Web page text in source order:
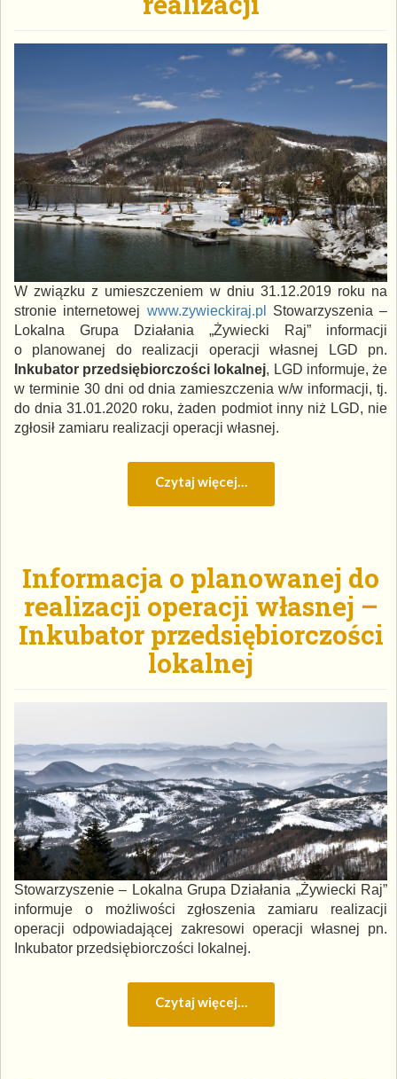
W związku z umieszczeniem w dniu 31.12.2019 roku na
stronie internetowej www.zywieckiraj.pl
Stowarzyszenia –
Lokalna Grupa Działania „Żywiecki Raj” informacji
o planowanej do realizacji operacji własnej LGD pn.
Inkubator przedsiębiorczości lokalnej, LGD informuje, że
w terminie 30 dni od dnia zamieszczenia w/w informacji, tj.
do dnia 31.01.2020 roku, żaden podmiot inny niż LGD, nie
zgłosił zamiaru realizacji operacji własnej.
Czytaj więcej…
Informacja o planowanej do
realizacji operacji własnej –
Inkubator przedsiębiorczości
lokalnej
Stowarzyszenie – Lokalna Grupa Działania „Żywiecki Raj”
informuje o możliwości zgłoszenia zamiaru realizacji
operacji odpowiadającej zakresowi operacji własnej pn.
Inkubator przedsiębiorczości lokalnej.
Czytaj więcej…